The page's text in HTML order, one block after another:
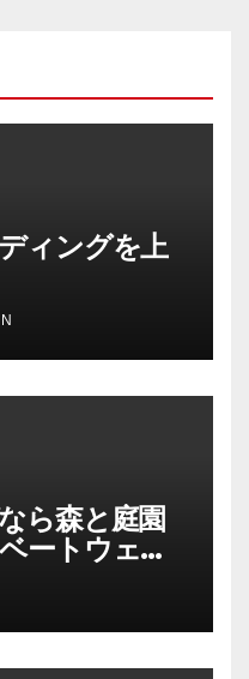
ィングを上
ら森と庭園
ートウェデ